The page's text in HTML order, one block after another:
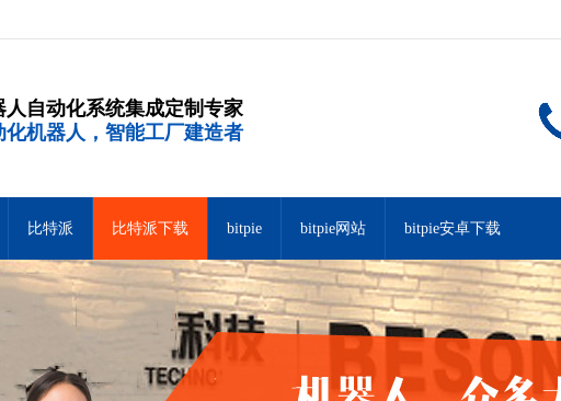
人自动化系统集成定制专家
化机器人，智能工厂建造者
比特派 比特派下载 bitpie bitpie网站 bitpie安卓下载